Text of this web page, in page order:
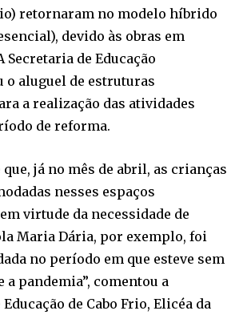
retornaram no modelo híbrido
devido às obras em
Secretaria de Educação
o aluguel de estruturas
a realização das atividades
de reforma.
que, já no mês de abril, as crianças
nesses espaços
virtude da necessidade de
Maria Dária, por exemplo, foi
no período em que esteve sem
a pandemia”, comentou a
de Cabo Frio, Elicéa da